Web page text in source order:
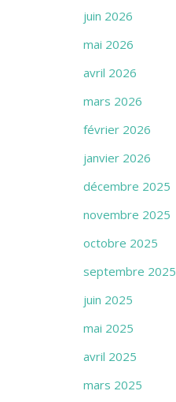
juin 2026
mai 2026
avril 2026
mars 2026
février 2026
janvier 2026
décembre 2025
novembre 2025
octobre 2025
septembre 2025
juin 2025
mai 2025
avril 2025
mars 2025